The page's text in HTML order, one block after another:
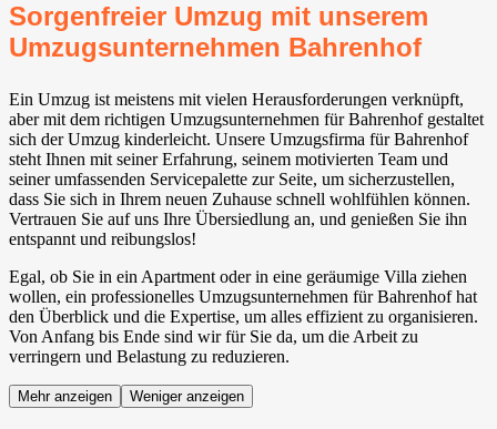
Sorgenfreier Umzug mit unserem
Umzugsunternehmen Bahrenhof
Ein Umzug ist meistens mit vielen Herausforderungen verknüpft,
aber mit dem richtigen Umzugsunternehmen für Bahrenhof gestaltet
sich der Umzug kinderleicht. Unsere Umzugsfirma für Bahrenhof
steht Ihnen mit seiner Erfahrung, seinem motivierten Team und
seiner umfassenden Servicepalette zur Seite, um sicherzustellen,
dass Sie sich in Ihrem neuen Zuhause schnell wohlfühlen können.
Vertrauen Sie auf uns Ihre Übersiedlung an, und genießen Sie ihn
entspannt und reibungslos!
Egal, ob Sie in ein Apartment oder in eine geräumige Villa ziehen
wollen, ein professionelles Umzugsunternehmen für Bahrenhof hat
den Überblick und die Expertise, um alles effizient zu organisieren.
Von Anfang bis Ende sind wir für Sie da, um die Arbeit zu
verringern und Belastung zu reduzieren.
Mehr anzeigen Weniger anzeigen